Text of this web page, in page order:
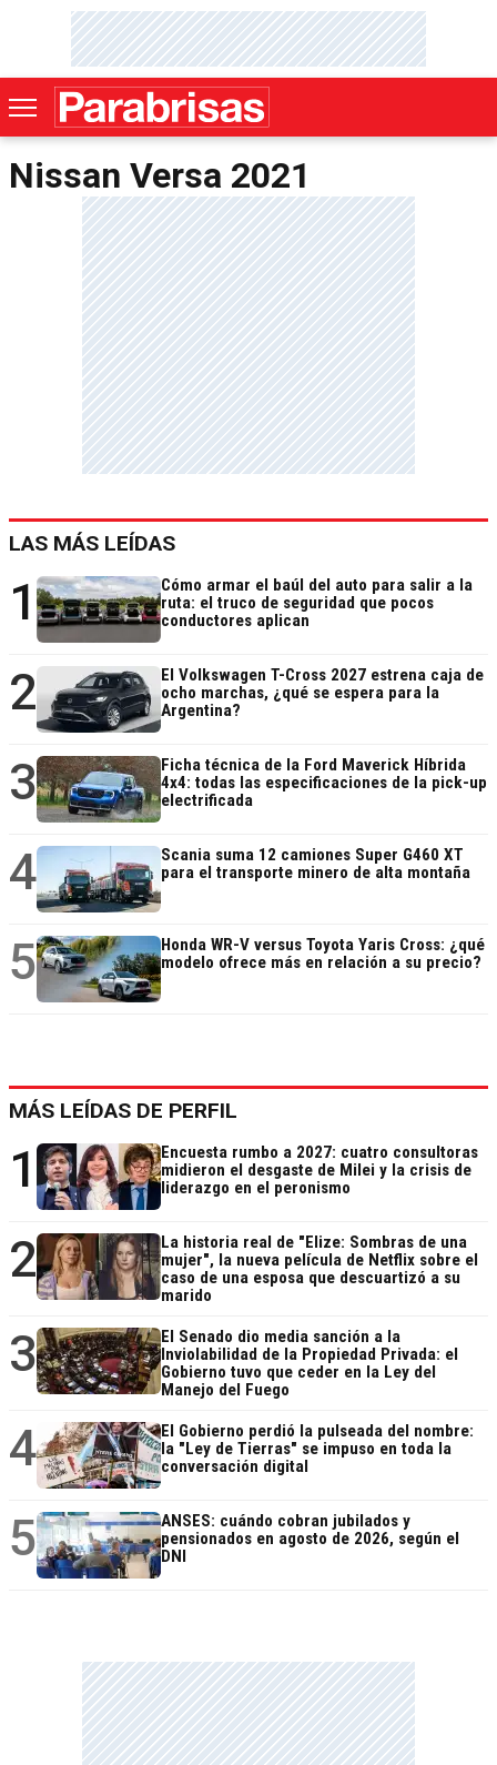
Nissan Versa 2021
LAS MÁS LEÍDAS
1
Cómo armar el baúl del auto para salir a la
ruta: el truco de seguridad que pocos
conductores aplican
2
El Volkswagen T-Cross 2027 estrena caja de
ocho marchas, ¿qué se espera para la
Argentina?
3
Ficha técnica de la Ford Maverick Híbrida
4x4: todas las especificaciones de la pick-up
electrificada
4
Scania suma 12 camiones Super G460 XT
para el transporte minero de alta montaña
5
Honda WR-V versus Toyota Yaris Cross: ¿qué
modelo ofrece más en relación a su precio?
MÁS LEÍDAS DE PERFIL
1
Encuesta rumbo a 2027: cuatro consultoras
midieron el desgaste de Milei y la crisis de
liderazgo en el peronismo
2
La historia real de "Elize: Sombras de una
mujer", la nueva película de Netflix sobre el
caso de una esposa que descuartizó a su
marido
3
El Senado dio media sanción a la
Inviolabilidad de la Propiedad Privada: el
Gobierno tuvo que ceder en la Ley del
Manejo del Fuego
4
El Gobierno perdió la pulseada del nombre:
la "Ley de Tierras" se impuso en toda la
conversación digital
5
ANSES: cuándo cobran jubilados y
pensionados en agosto de 2026, según el
DNI